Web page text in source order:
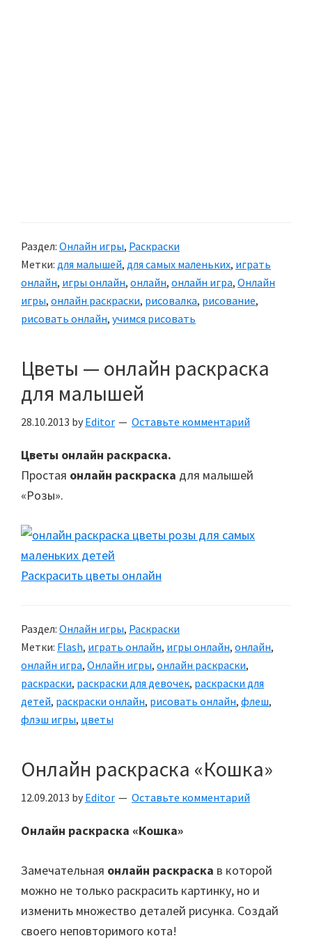
Раздел: Онлайн игры, Раскраски
Метки: для малышей, для самых маленьких, играть
онлайн, игры онлайн, онлайн, онлайн игра, Онлайн
игры, онлайн раскраски, рисовалка, рисование,
рисовать онлайн, учимся рисовать
Цветы — онлайн раскраска
для малышей
28.10.2013 by Editor Оставьте комментарий
Цветы онлайн раскраска.
Простая онлайн раскраска для малышей
«Розы».
Раскрасить цветы онлайн
Раздел: Онлайн игры, Раскраски
Метки: Flash, играть онлайн, игры онлайн, онлайн,
онлайн игра, Онлайн игры, онлайн раскраски,
раскраски, раскраски для девочек, раскраски для
детей, раскраски онлайн, рисовать онлайн, флеш,
флэш игры, цветы
Онлайн раскраска «Кошка»
12.09.2013 by Editor Оставьте комментарий
Онлайн раскраска «Кошка»
Замечательная онлайн раскраска в которой
можно не только раскрасить картинку, но и
изменить множество деталей рисунка. Создай
своего неповторимого кота!